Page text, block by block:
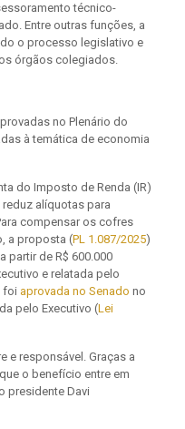
técnico-
Entre outras funções, a
o processo legislativo e
órgãos colegiados.
no Plenário do
à temática de economia
do Imposto de Renda (IR)
reduz alíquotas para
compensar os cofres
a proposta (PL 1.087/2025)
partir de R$ 600.000
e relatada pelo
foi aprovada no Senado no
pelo Executivo (Lei
e responsável. Graças a
o benefício entre em
presidente Davi